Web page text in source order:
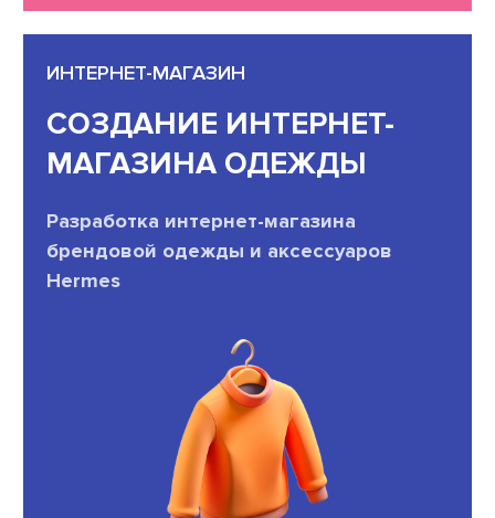
ИНТЕРНЕТ-МАГАЗИН
СОЗДАНИЕ ИНТЕРНЕТ-
МАГАЗИНА ОДЕЖДЫ
Разработка интернет-магазина
брендовой одежды и аксессуаров
Hermes